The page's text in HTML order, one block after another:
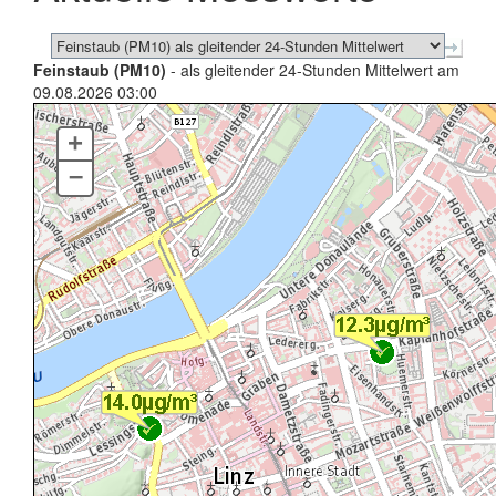
Feinstaub (PM10) - als gleitender 24-Stunden Mittelwert am
09.08.2026 03:00
+
–